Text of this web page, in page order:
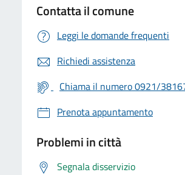
Contatta il comune
Leggi le domande frequenti
Richiedi assistenza
Chiama il numero 0921/
Prenota appuntamento
Problemi in città
Segnala disservizio